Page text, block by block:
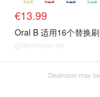
€13.99
Oral B 适用16个替换
@dealmoon.de
Dealmoon may